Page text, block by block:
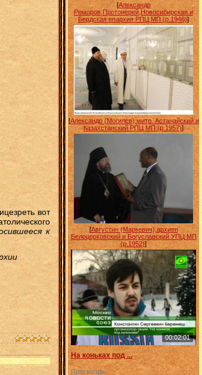
вот
к
[Александр
Реморов,Протоиерей,Новосибирская и
Бердская епархия РПЦ МП (р.1946)]
[Александр (Могилев),митр. Астанайский и
Казахстанский РПЦ МП (р.1957)]
[Августин (Маркевич),архиеп
Белоцерковский и Богуславский УПЦ МП
(р.1952)]
00:02:01
На коньках под ...
Просмотры: